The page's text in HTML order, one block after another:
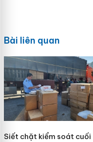
Bài liên quan
Siết chặt kiểm soát cuối